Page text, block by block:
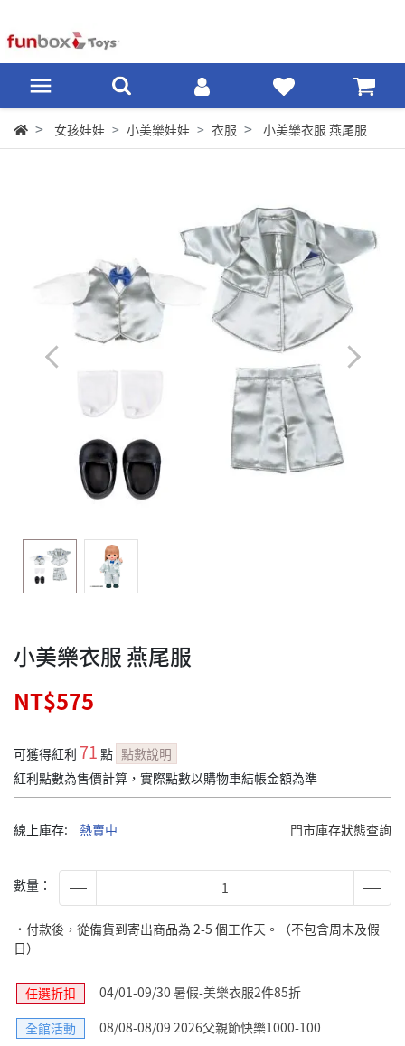
女孩娃娃 小美樂娃娃 衣服 小美樂衣服 燕尾服
小美樂衣服 燕尾服
NT$575
可獲得紅利 71 點 點數說明
紅利點數為售價計算，實際點數以購物車結帳金額為準
線上庫存: 熱賣中 門市庫存狀態查詢
數量：
˙付款後，從備貨到寄出商品為 2-5 個工作天。（不包含周末及假
日）
任選折扣
04/01-09/30 暑假-美樂衣服2件85折
全館活動
08/08-08/09 2026父親節快樂1000-100